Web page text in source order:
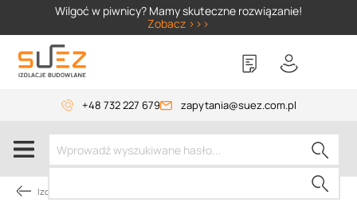
Wilgoć w piwnicy? Mamy skuteczne rozwiązanie!
Zobacz >>>
+48 732 227 679 zapytania@suez.com.pl
Izolacja piwnic od wewnątrz